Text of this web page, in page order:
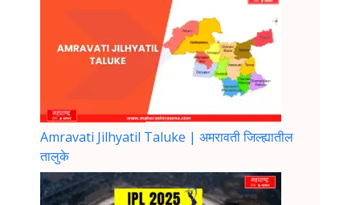
Amravati Jilhyatil Taluke | अमरावती जिल्ह्यातील
तालुके